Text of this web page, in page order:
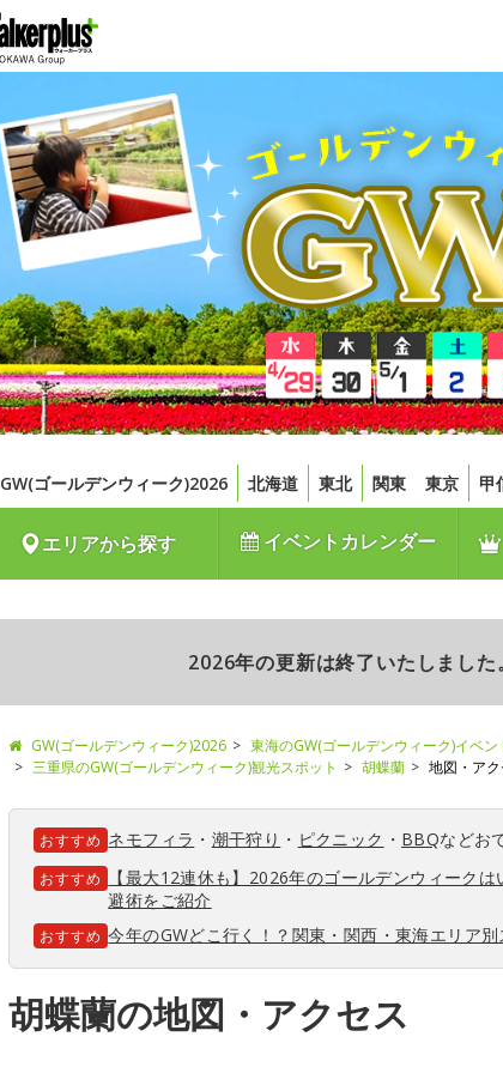
GW(ゴールデンウィーク)2026 北海道 東北 関東 東京 甲
エリアから探す イベントカレンダー
2026年の更新は終了いたしまし
GW(ゴールデンウィーク)2026 東海のGW(ゴールデンウィーク)イベ
三重県のGW(ゴールデンウィーク)観光スポット
胡蝶蘭 地図・ア
おすすめ ネモフィラ ・ 潮干狩り ・ ピクニック ・ BBQなどお
おすすめ
【最大12連休も】2026年のゴールデンウィーク
避術をご紹介
おすすめ 今年のGWどこ行く！？関東・関西・東海エリア
胡蝶蘭の地図・アクセス